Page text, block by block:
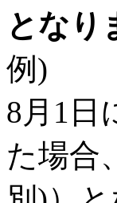
となり
例)
8月1日
た場合